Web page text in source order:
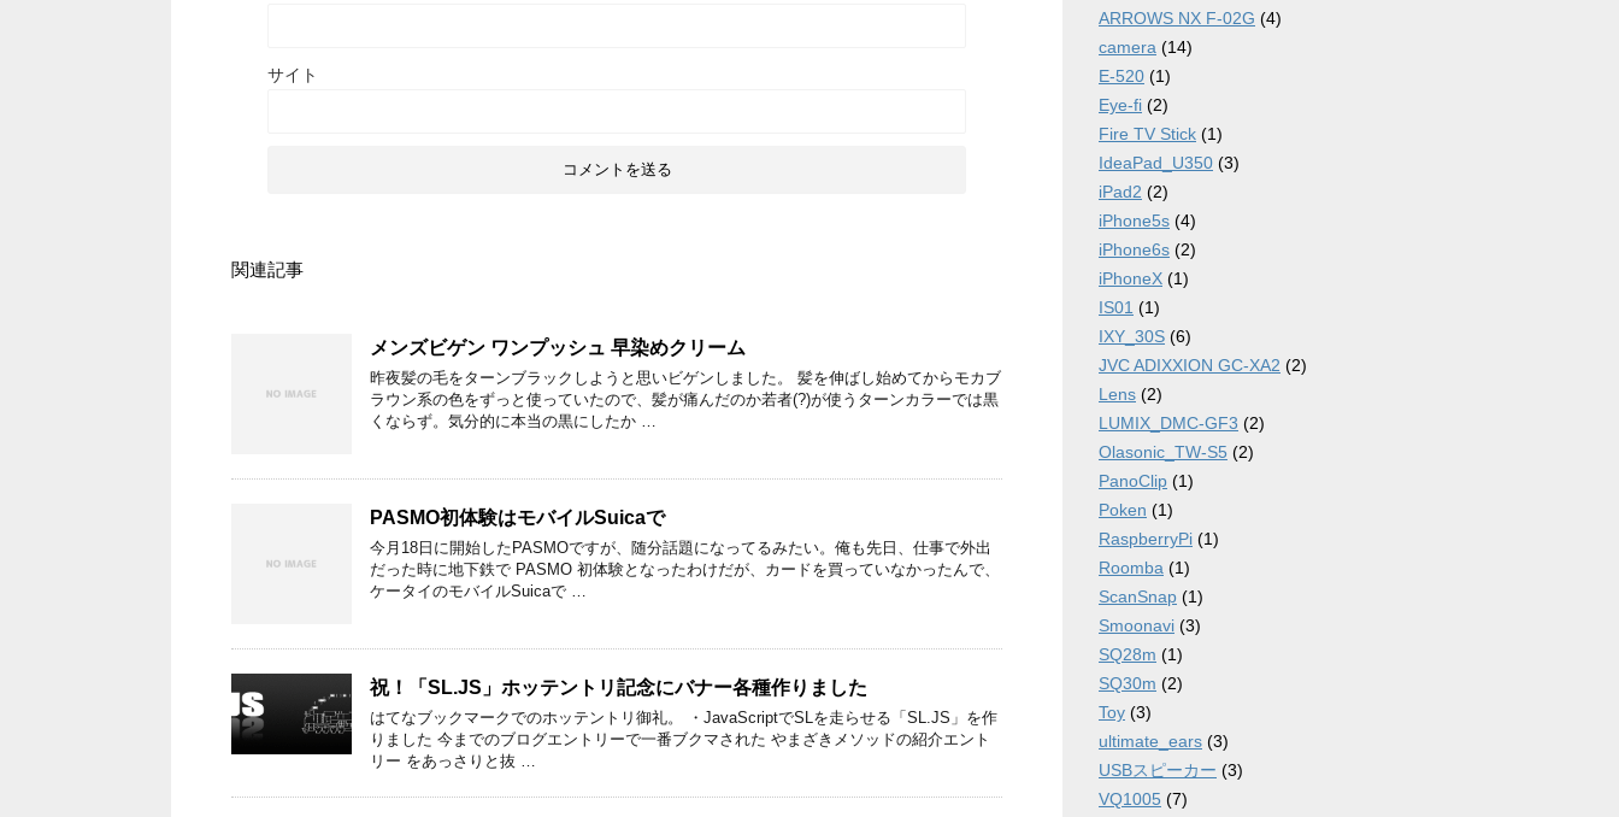
サイト
関連記事
メンズビゲン ワンプッシュ 早染めクリーム
昨夜髪の毛をターンブラックしようと思いビゲンしました。 髪を伸ばし始めてからモカブ
ラウン系の色をずっと使っていたので、髪が痛んだのか若者(?)が使うターンカラーでは黒
くならず。気分的に本当の黒にしたか …
PASMO初体験はモバイルSuicaで
今月18日に開始したPASMOですが、随分話題になってるみたい。俺も先日、仕事で外出
だった時に地下鉄で PASMO 初体験となったわけだが、カードを買っていなかったんで、
ケータイのモバイルSuicaで …
祝！「SL.JS」ホッテントリ記念にバナー各種作りました
はてなブックマークでのホッテントリ御礼。 ・JavaScriptでSLを走らせる「SL.JS」を作
りました 今までのブログエントリーで一番ブクマされた やまざきメソッドの紹介エント
リー をあっさりと抜 …
ARROWS NX F-02G (4)
camera (14)
E-520 (1)
Eye-fi (2)
Fire TV Stick (1)
IdeaPad_U350 (3)
iPad2 (2)
iPhone5s (4)
iPhone6s (2)
iPhoneX (1)
IS01 (1)
IXY_30S (6)
JVC ADIXXION GC-XA2 (2)
Lens (2)
LUMIX_DMC-GF3 (2)
Olasonic_TW-S5 (2)
PanoClip (1)
Poken (1)
RaspberryPi (1)
Roomba (1)
ScanSnap (1)
Smoonavi (3)
SQ28m (1)
SQ30m (2)
Toy (3)
ultimate_ears (3)
USBスピーカー (3)
VQ1005 (7)